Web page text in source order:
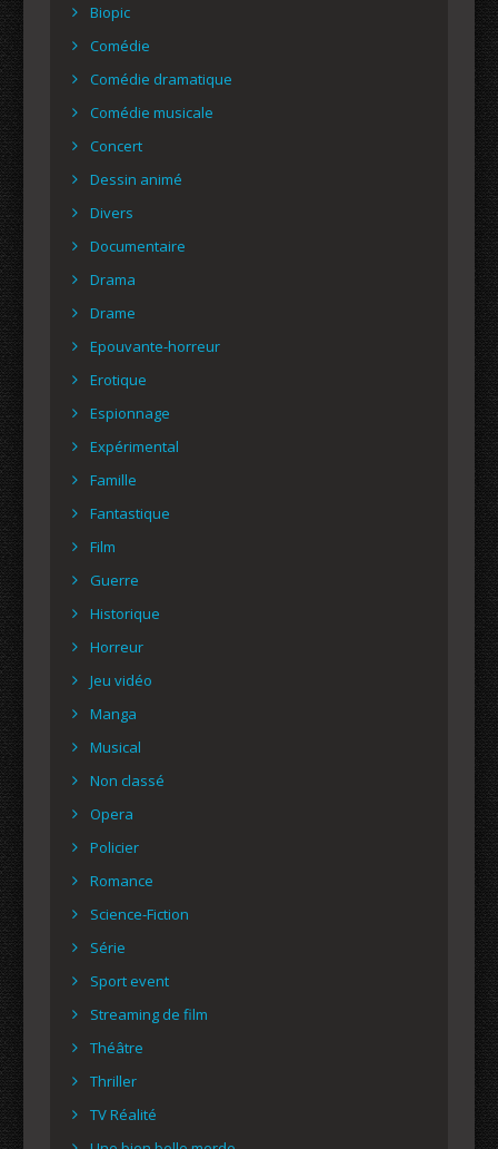
Biopic
Comédie
Comédie dramatique
Comédie musicale
Concert
Dessin animé
Divers
Documentaire
Drama
Drame
Epouvante-horreur
Erotique
Espionnage
Expérimental
Famille
Fantastique
Film
Guerre
Historique
Horreur
Jeu vidéo
Manga
Musical
Non classé
Opera
Policier
Romance
Science-Fiction
Série
Sport event
Streaming de film
Théâtre
Thriller
TV Réalité